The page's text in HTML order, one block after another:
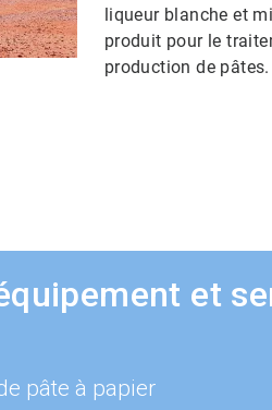
liqueur blanche et
produit pour le
production de pâtes.
et
pâte à papier